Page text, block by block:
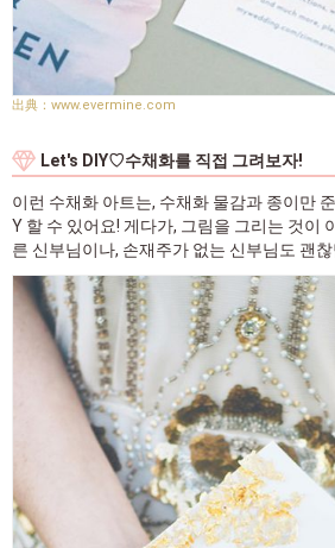
www.evermine.com
Let's DIY♡수채화를 직접 그려보자!
이런 수채화 아트는, 수채화 물감과 종이만
Y 할 수 있어요! 게다가, 그림을 그리는 것이
른 신부님이나, 손재주가 없는 신부님도 괜